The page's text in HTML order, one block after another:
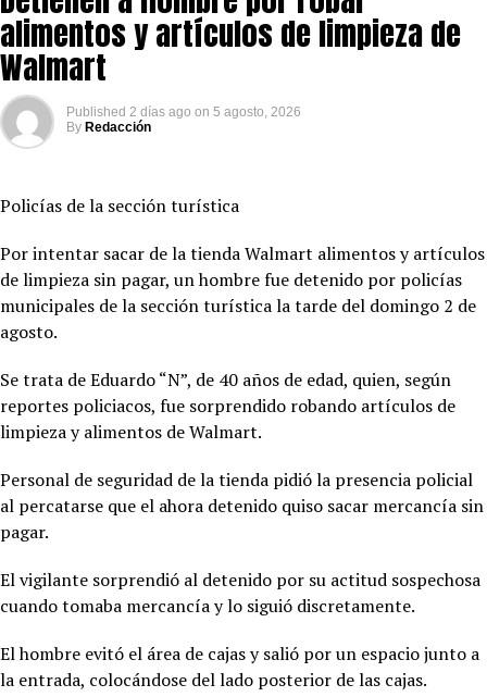
alimentos y artículos de limpieza de
Walmart
Published 2 días ago on 5 agosto, 2026
By Redacción
Policías de la sección turística
Por intentar sacar de la tienda Walmart alimentos y artículos
de limpieza sin pagar, un hombre fue detenido por policías
municipales de la sección turística la tarde del domingo 2 de
agosto.
Se trata de Eduardo “N”, de 40 años de edad, quien, según
reportes policiacos, fue sorprendido robando artículos de
limpieza y alimentos de Walmart.
Personal de seguridad de la tienda pidió la presencia policial
al percatarse que el ahora detenido quiso sacar mercancía sin
pagar.
El vigilante sorprendió al detenido por su actitud sospechosa
cuando tomaba mercancía y lo siguió discretamente.
El hombre evitó el área de cajas y salió por un espacio junto a
la entrada, colocándose del lado posterior de las cajas.